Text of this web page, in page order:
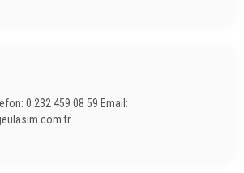
0 232 459 08 59 Email: